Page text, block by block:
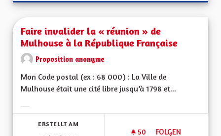
Faire invalider la « réunion » de
Mulhouse à la République Française
Proposition anonyme
Mon Code postal (ex : 68 000) : La Ville de
Mulhouse était une cité libre jusqu’à 1798 et...
ERSTELLT AM
50 50 FOLLOWER
FOLGEN